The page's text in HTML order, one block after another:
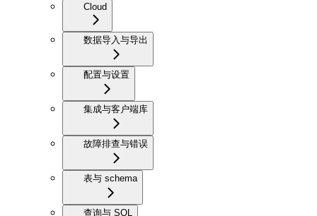
Cloud
数据导入与导出
配置与设置
集成与客户端库
故障排查与错误
表与 schema
查询与 SQL